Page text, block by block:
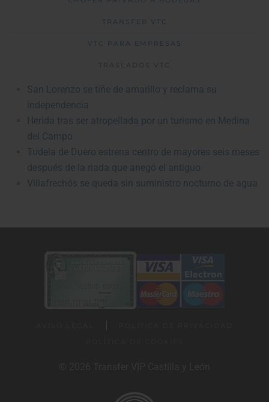
TRANSFER VTC
VTC PARA EMPRESAS
TRASLADOS VTC
San Lorenzo se tiñe de amarillo y reclama su
independencia
Herida tras ser atropellada por un turismo en Medina
del Campo
Tudela de Duero estrena centro de mayores seis meses
después de la riada que anegó el antiguo
Villafrechós se queda sin suministro nocturno de agua